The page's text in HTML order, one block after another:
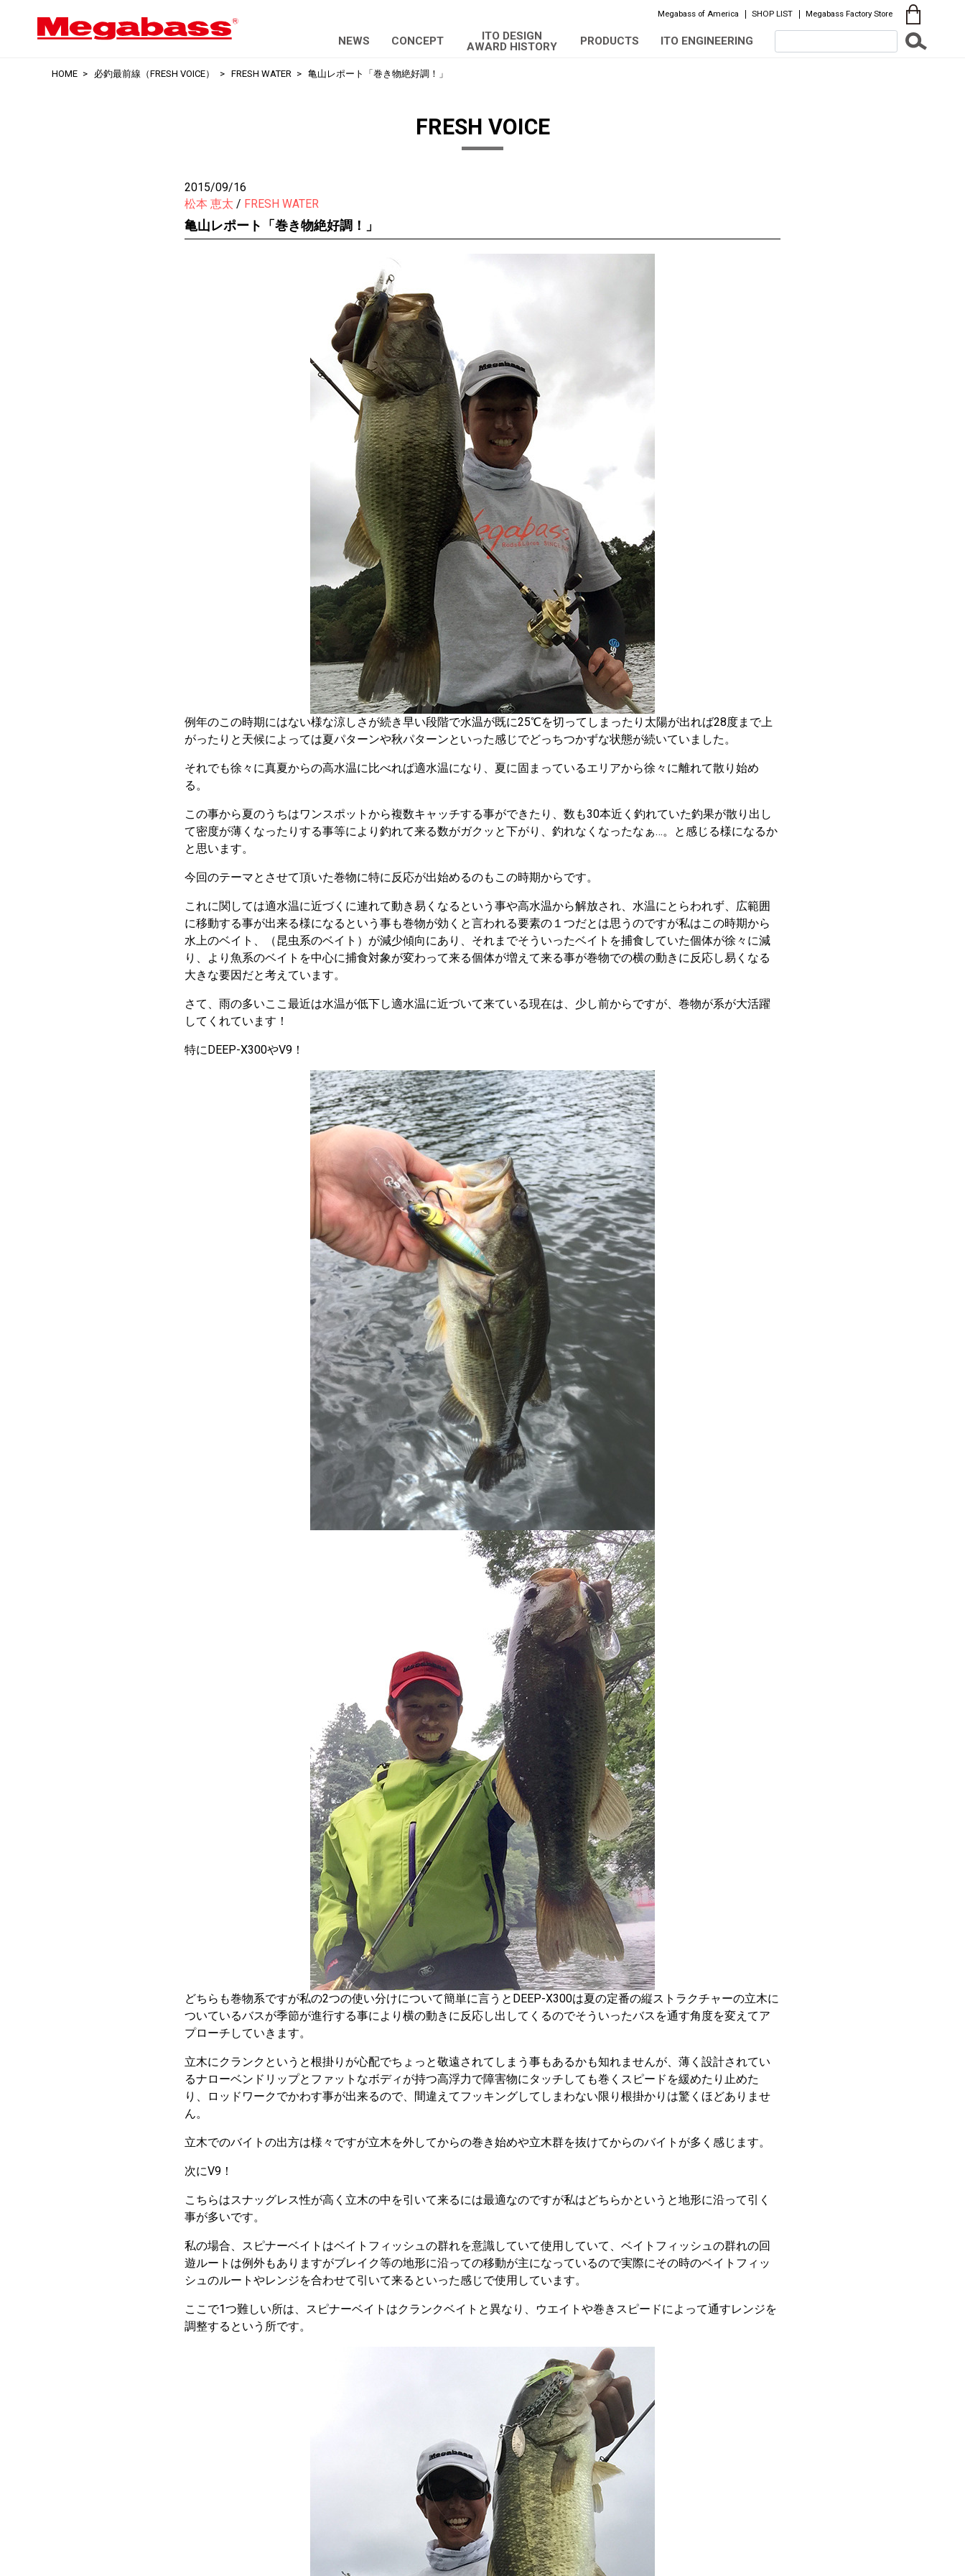
Megabass of America SHOP LIST Megabass Factory Store
NEWS CONCEPT
ITO DESIGN
AWARD HISTORY
PRODUCTS ITO ENGINEERING
HOME 必釣最前線（FRESH VOICE） FRESH WATER 亀山レポート「巻き物絶好調！」
FRESH VOICE
2015/09/16
松本 恵太
FRESH WATER
亀山レポート「巻き物絶好調！」
例年のこの時期にはない様な涼しさが続き早い段階で水温が既に25℃を切ってしまったり太陽が出れば28度まで上
がったりと天候によっては夏パターンや秋パターンといった感じでどっちつかずな状態が続いていました。
それでも徐々に真夏からの高水温に比べれば適水温になり、夏に固まっているエリアから徐々に離れて散り始め
る。
この事から夏のうちはワンスポットから複数キャッチする事ができたり、数も30本近く釣れていた釣果が散り出し
て密度が薄くなったりする事等により釣れて来る数がガクッと下がり、釣れなくなったなぁ…。と感じる様になるか
と思います。
今回のテーマとさせて頂いた巻物に特に反応が出始めるのもこの時期からです。
これに関しては適水温に近づくに連れて動き易くなるという事や高水温から解放され、水温にとらわれず、広範囲
に移動する事が出来る様になるという事も巻物が効くと言われる要素の１つだとは思うのですが私はこの時期から
水上のベイト、（昆虫系のベイト）が減少傾向にあり、それまでそういったベイトを捕食していた個体が徐々に減
り、より魚系のベイトを中心に捕食対象が変わって来る個体が増えて来る事が巻物での横の動きに反応し易くなる
大きな要因だと考えています。
さて、雨の多いここ最近は水温が低下し適水温に近づいて来ている現在は、少し前からですが、巻物が系が大活躍
してくれています！
特にDEEP-X300やV9！
どちらも巻物系ですが私の2つの使い分けについて簡単に言うとDEEP-X300は夏の定番の縦ストラクチャーの立木に
ついているバスが季節が進行する事により横の動きに反応し出してくるのでそういったバスを通す角度を変えてア
プローチしていきます。
立木にクランクというと根掛りが心配でちょっと敬遠されてしまう事もあるかも知れませんが、薄く設計されてい
るナローベンドリップとファットなボディが持つ高浮力で障害物にタッチしても巻くスピードを緩めたり止めた
り、ロッドワークでかわす事が出来るので、間違えてフッキングしてしまわない限り根掛かりは驚くほどありませ
ん。
立木でのバイトの出方は様々ですが立木を外してからの巻き始めや立木群を抜けてからのバイトが多く感じます。
次にV9！
こちらはスナッグレス性が高く立木の中を引いて来るには最適なのですが私はどちらかというと地形に沿って引く
事が多いです。
私の場合、スピナーベイトはベイトフィッシュの群れを意識していて使用していて、ベイトフィッシュの群れの回
遊ルートは例外もありますがブレイク等の地形に沿っての移動が主になっているので実際にその時のベイトフィッ
シュのルートやレンジを合わせて引いて来るといった感じで使用しています。
ここで1つ難しい所は、スピナーベイトはクランクベイトと異なり、ウエイトや巻きスピードによって通すレンジを
調整するという所です。